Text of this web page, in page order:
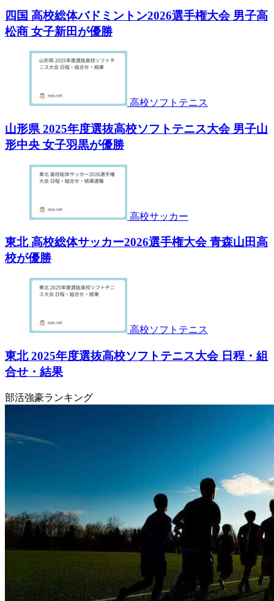
四国 高校総体バドミントン2026選手権大会 男子高
松商 女子新田が優勝
高校ソフトテニス
山形県 2025年度選抜高校ソフトテニス大会 男子山
形中央 女子羽黒が優勝
高校サッカー
東北 高校総体サッカー2026選手権大会 青森山田高
校が優勝
高校ソフトテニス
東北 2025年度選抜高校ソフトテニス大会 日程・組
合せ・結果
部活強豪ランキング